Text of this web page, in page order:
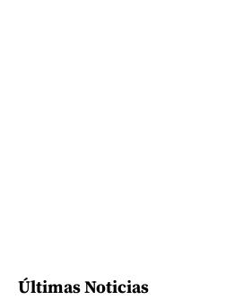
Últimas Noticias